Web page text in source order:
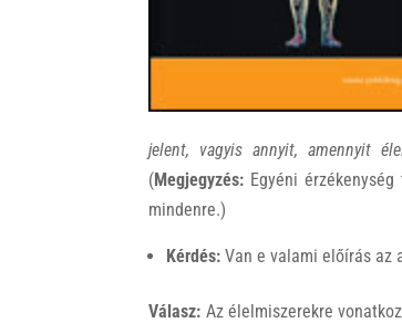
jelent, vagyis annyit, amennyit
(Megjegyzés: Egyéni
mindenre.)
Kérdés: Van e valami előírás az
Válasz: Az élelmiszerekre